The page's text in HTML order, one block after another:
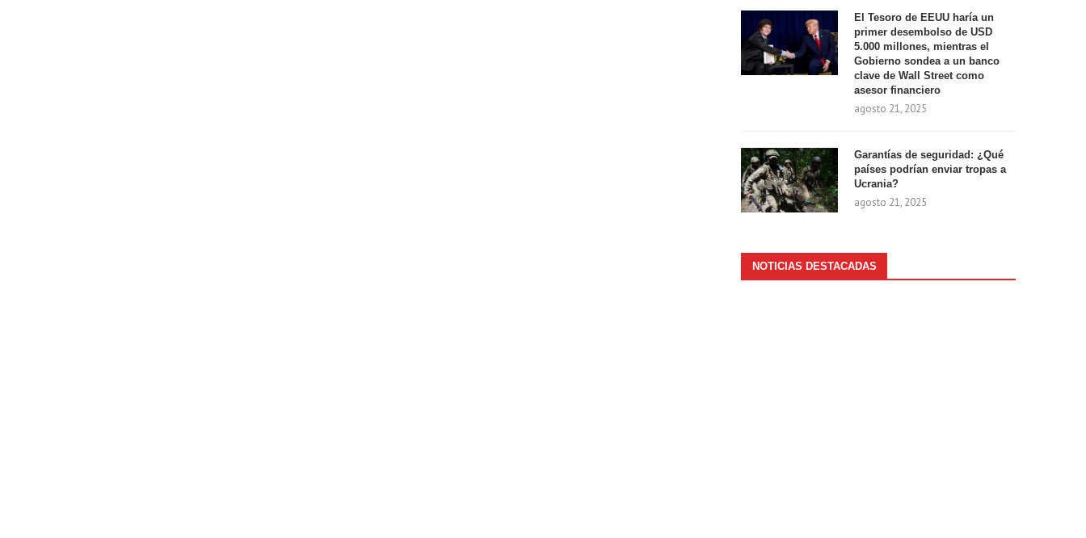
El Tesoro de EEUU haría un
primer desembolso de USD
5.000 millones, mientras el
Gobierno sondea a un banco
clave de Wall Street como
asesor financiero
agosto 21, 2025
Garantías de seguridad: ¿Qué
países podrían enviar tropas a
Ucrania?
agosto 21, 2025
NOTICIAS DESTACADAS